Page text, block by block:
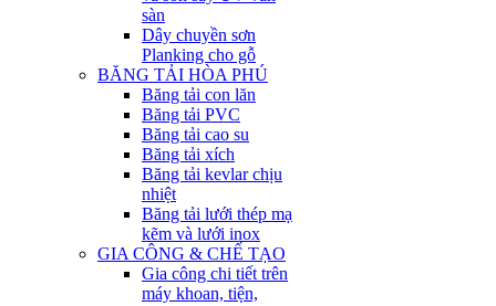
sàn
Dây chuyền sơn
Planking cho gỗ
BĂNG TẢI HÒA PHÚ
Băng tải con lăn
Băng tải PVC
Băng tải cao su
Băng tải xích
Băng tải kevlar chịu
nhiệt
Băng tải lưới thép mạ
kẽm và lưới inox
GIA CÔNG & CHẾ TẠO
Gia công chi tiết trên
máy khoan, tiện,